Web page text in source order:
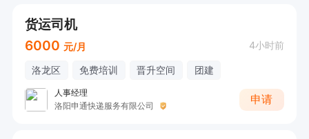
货运司机
6000 元/月 4小时前
洛龙区 免费培训 晋升空间 团建
人事经理
洛阳申通快递服务有限公司
申请